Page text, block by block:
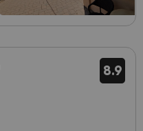
8.9